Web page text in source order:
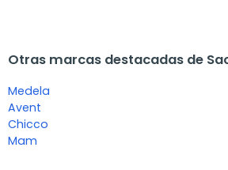
Otras marcas destacadas de
Medela
Avent
Chicco
Mam